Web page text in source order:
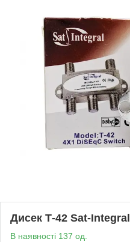
Дисек Т-42 Sat-Integral
В наявності 137 од.